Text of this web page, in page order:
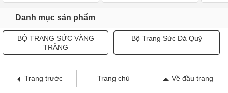
Danh mục sản phẩm
BỘ TRANG SỨC VÀNG
TRẮNG
Bộ Trang Sức Đá Quý
Trang trước Trang chủ Về đầu trang